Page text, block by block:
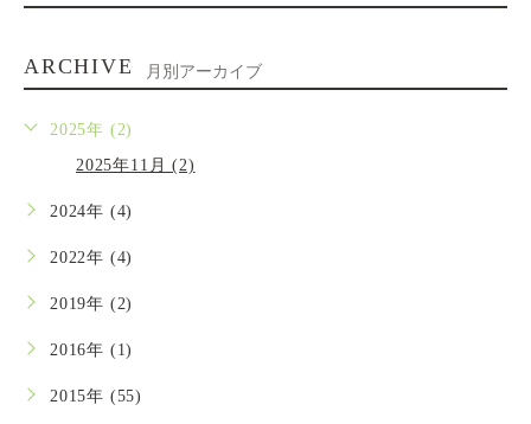
ARCHIVE 月別アーカイブ
2025年 (2)
2025年11月 (2)
2024年 (4)
2022年 (4)
2019年 (2)
2016年 (1)
2015年 (55)